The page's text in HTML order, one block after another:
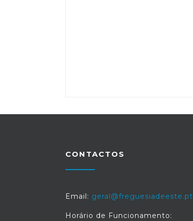
CONTACTOS
Email: geral@freguesiadeeste.pt
Horário de Funcionamento: